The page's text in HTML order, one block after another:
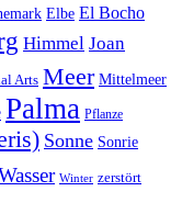
Elbe El Bocho
Himmel Joan
Arts Meer Mittelmeer
Palma Pflanze
Sonne Sonrie
Winter zerstört